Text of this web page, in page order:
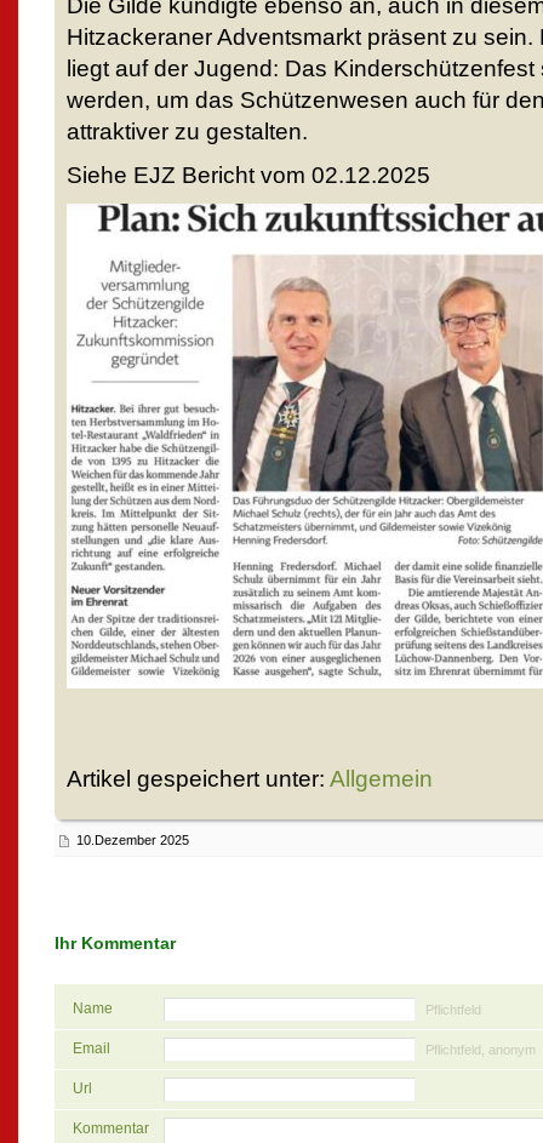
Die Gilde kündigte ebenso an, auch in
Hitzackeraner Adventsmarkt präsent zu
liegt auf der Jugend: Das
werden, um das Schützenwesen auch für
attraktiver zu gestalten.
Siehe EJZ Bericht vom 02.12.2025
Artikel gespeichert unter: Allgemein
10.Dezember 2025
Ihr Kommentar
Name Pflichtfeld
Email Pflichtfeld, anonym
Url
Kommentar